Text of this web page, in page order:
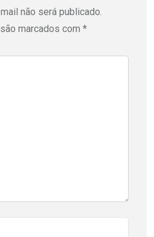
não será publicado.
marcados com *